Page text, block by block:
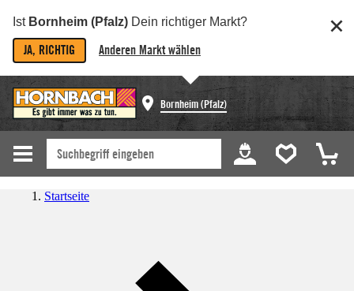
Ist Bornheim (Pfalz) Dein richtiger Markt?
JA, RICHTIG Anderen Markt wählen
Bornheim (Pfalz)
Startseite